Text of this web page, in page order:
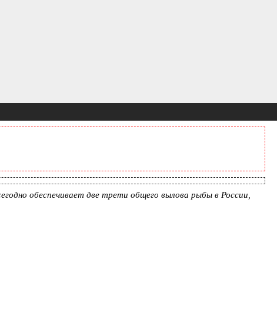
обеспечивает две трети общего вылова рыбы в России,